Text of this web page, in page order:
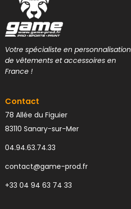
Votre spécialiste en personnalisation
de vêtements et accessoires en
France !
Contact
78 Allée du Figuier
83110 Sanary-sur-Mer
04.94.63.74.33
contact@game-prod.fr
+33 04 94 63 74 33